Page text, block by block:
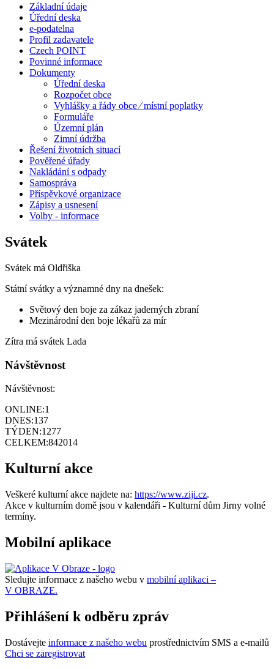
Základní údaje
Úřední deska
e-podatelna
Profil zadavatele
Czech POINT
Povinné informace
Dokumenty
Úřední deska
Rozpočet obce
Vyhlášky a řády obce ⁄ místní poplatky
Formuláře
Územní plán
Zimní údržba
Řešení životních situací
Pověřené úřady
Nakládání s odpady
Samospráva
Příspěvkové organizace
Zápisy a usnesení
Volby - informace
Svátek
Svátek má Oldřiška
Státní svátky a významné dny na dnešek:
Světový den boje za zákaz jaderných zbraní
Mezinárodní den boje lékařů za mír
Zítra má svátek Lada
Návštěvnost
Návštěvnost:
ONLINE:1
DNES:137
TÝDEN:1277
CELKEM:842014
Kulturní akce
Veškeré kulturní akce najdete na: https://www.ziji.cz.
Akce v kulturním domě jsou v kalendáři - Kulturní dům Jirny volné
termíny.
Mobilní aplikace
Sledujte informace z našeho webu v mobilní aplikaci –
V OBRAZE.
Přihlášení k odběru zpráv
Dostávejte informace z našeho webu prostřednictvím SMS a e-mailů
Chci se zaregistrovat